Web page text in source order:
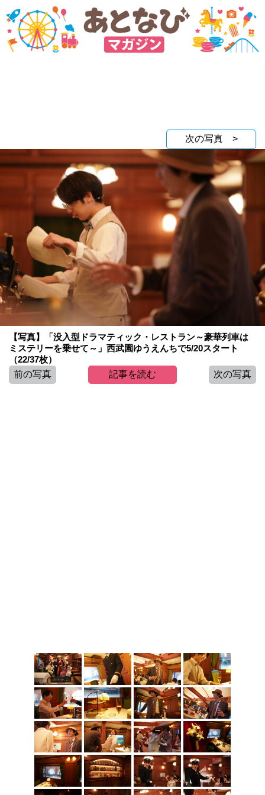
次の写真 >
【写真】「没入型ドラマティック・レストラン～豪華列車は
ミステリーを乗せて～」西武園ゆうえんちで5/20スタート
（22/37枚）
前の写真
記事を読む 次の写真